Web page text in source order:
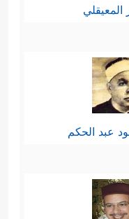
المعيقلي
عبد الحكم